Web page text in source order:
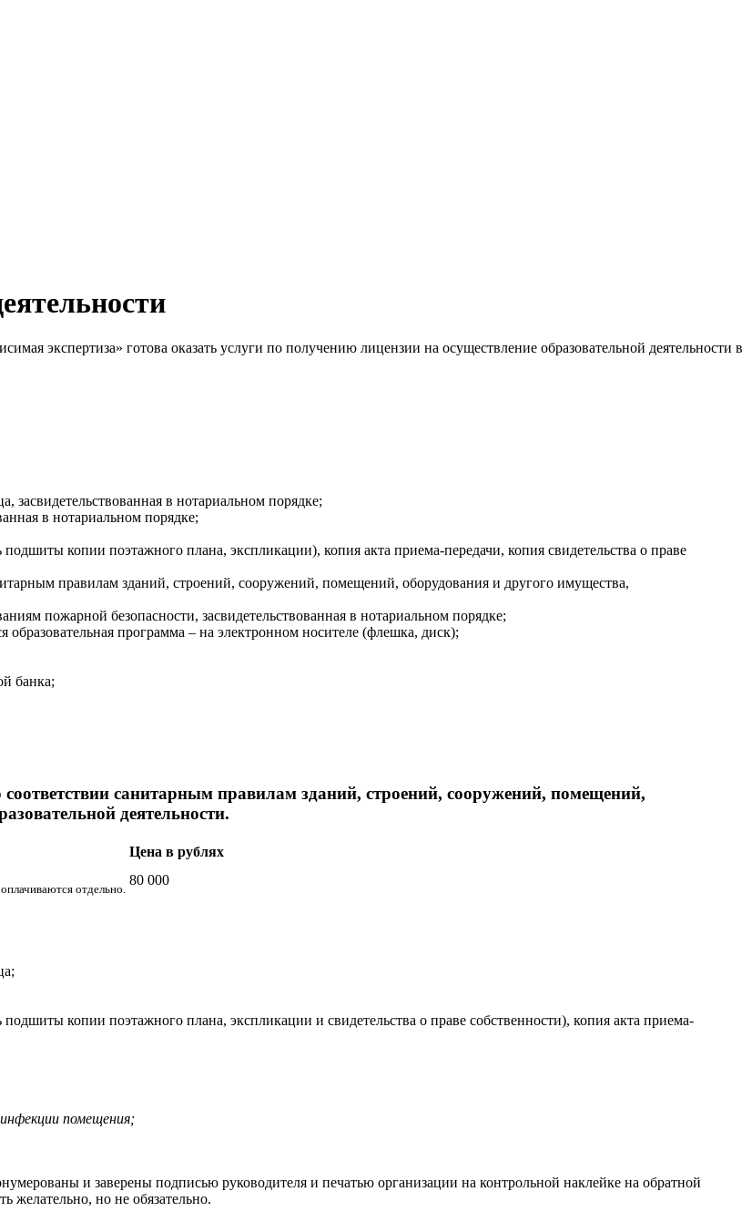
экспертиза» готова оказать услуги по получению лицензии на осуществление образовательной деятельности в
засвидетельствованная в нотариальном порядке;
в нотариальном порядке;
копии поэтажного плана, экспликации), копия акта приема-передачи, копия свидетельства о праве
правилам зданий, строений, сооружений, помещений, оборудования и другого имущества,
пожарной безопасности, засвидетельствованная в нотариальном порядке;
программа – на электронном носителе (флешка, диск);
банка;
санитарным правилам зданий, строений, сооружений, помещений,
деятельности.
Цена в рублях
отдельно.
80 000
копии поэтажного плана, экспликации и свидетельства о праве собственности), копия акта приема-
помещения;
и заверены подписью руководителя и печатью организации на контрольной наклейке на обратной
желательно, но не обязательно.